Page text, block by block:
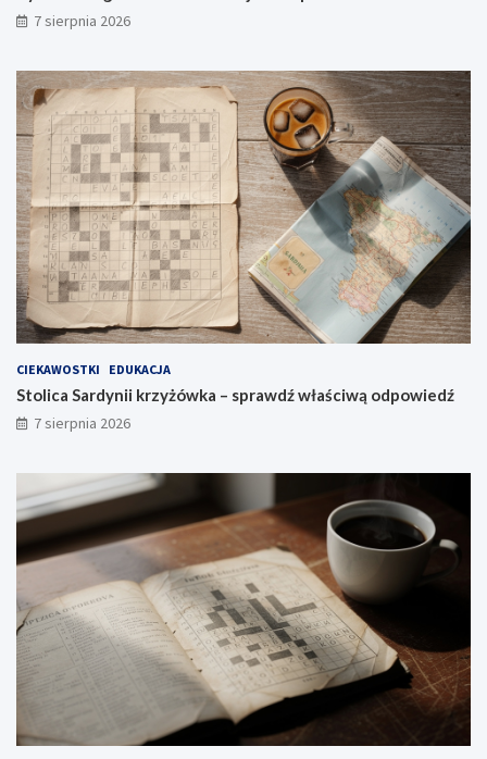
7 sierpnia 2026
CIEKAWOSTKI EDUKACJA
Stolica Sardynii krzyżówka – sprawdź właściwą odpowiedź
7 sierpnia 2026